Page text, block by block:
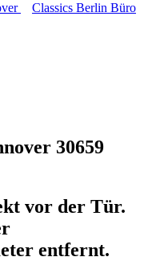
Classics Berlin Büro
30659
vor der Tür.
entfernt.